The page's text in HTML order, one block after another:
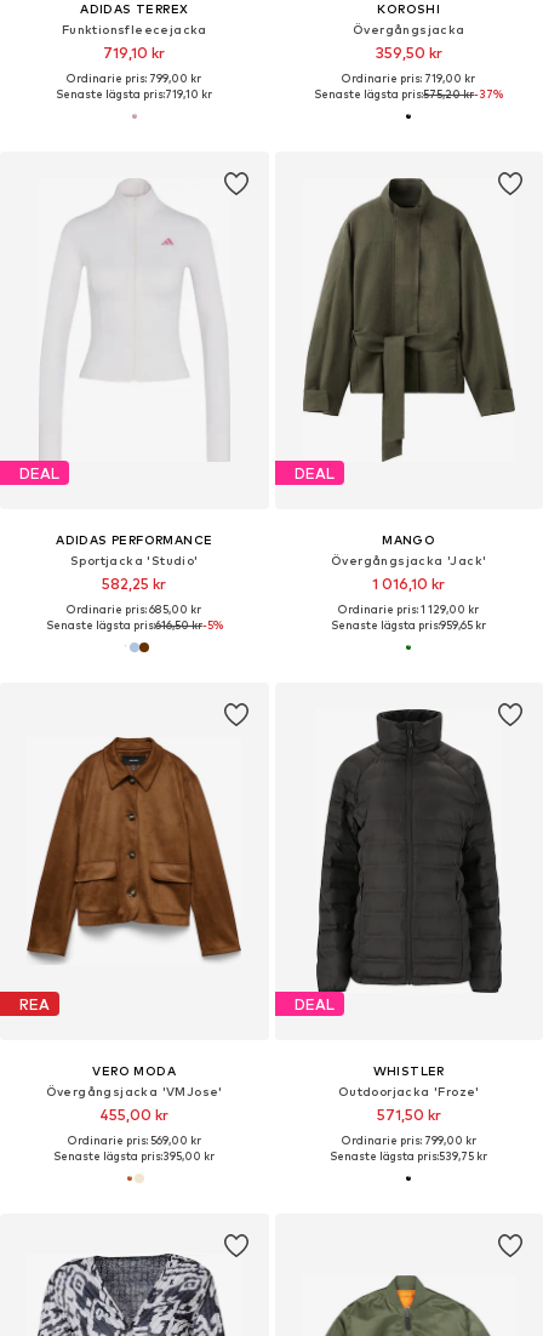
ADIDAS TERREX
Funktionsfleecejacka
719,10 kr
Ordinarie pris: 799,00 kr
Senaste lägsta pris:719,10 kr
KOROSHI
Övergångsjacka
359,50 kr
Ordinarie pris: 719,00 kr
Senaste lägsta pris:575,20 kr-37%
DEAL
ADIDAS PERFORMANCE
Sportjacka 'Studio'
582,25 kr
Ordinarie pris: 685,00 kr
Senaste lägsta pris:616,50 kr-5%
DEAL
MANGO
Övergångsjacka 'Jack'
1 016,10 kr
Ordinarie pris: 1 129,00 kr
Senaste lägsta pris:959,65 kr
REA
VERO MODA
Övergångsjacka 'VMJose'
455,00 kr
Ordinarie pris: 569,00 kr
Senaste lägsta pris:395,00 kr
DEAL
WHISTLER
Outdoorjacka 'Froze'
571,50 kr
Ordinarie pris: 799,00 kr
Senaste lägsta pris:539,75 kr